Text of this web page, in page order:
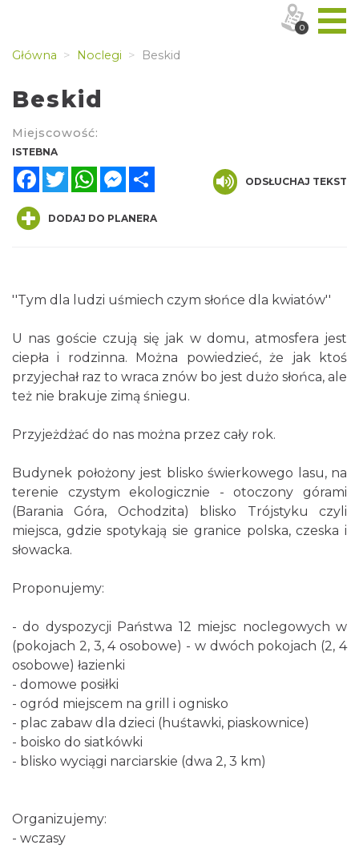
Główna Noclegi Beskid
Beskid
Miejscowość:
ISTEBNA
FacebookTwitterWhatsAppMessenger
ODSŁUCHAJ TEKST
DODAJ DO PLANERA
''Tym dla ludzi uśmiech czym słońce dla kwiatów''
U nas goście czują się jak w domu, atmosfera jest
ciepła i rodzinna. Można powiedzieć, że jak ktoś
przyjechał raz to wraca znów bo jest dużo słońca, ale
też nie brakuje zimą śniegu.
Przyjeżdżać do nas można przez cały rok.
Budynek położony jest blisko świerkowego lasu, na
terenie czystym ekologicznie - otoczony górami
(Barania Góra, Ochodzita) blisko Trójstyku czyli
miejsca, gdzie spotykają sie granice polska, czeska i
słowacka.
Proponujemy:
- do dyspozycji Państwa 12 miejsc noclegowych w
(pokojach 2, 3, 4 osobowe) - w dwóch pokojach (2, 4
osobowe) łazienki
- domowe posiłki
- ogród miejscem na grill i ognisko
- plac zabaw dla dzieci (huśtawki, piaskownice)
- boisko do siatkówki
- blisko wyciągi narciarskie (dwa 2, 3 km)
Organizujemy:
- wczasy
0